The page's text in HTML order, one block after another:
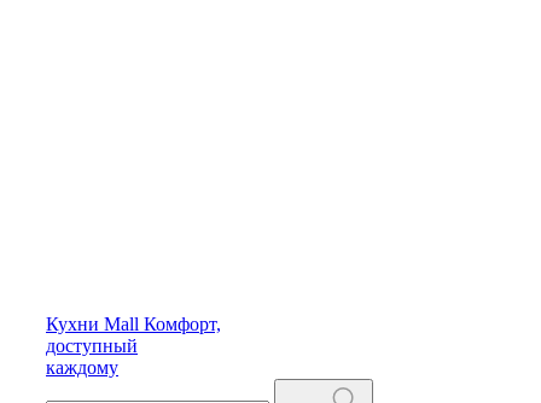
Кухни Mall Комфорт,
доступный
каждому